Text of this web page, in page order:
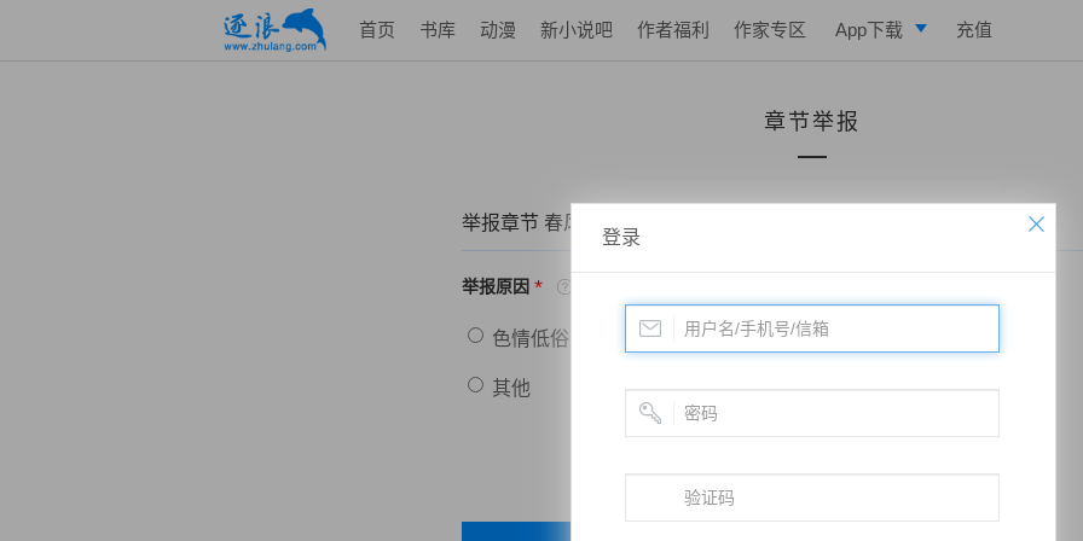
首页 书库 动漫 新小说吧 作者福利 作家专区 App下载
写作助手
充值
章节举报
举报章节 春风化雨——第二十七章 小鸟依人？
举报原因 *
色情低俗 政治敏感 暴力低俗
其他
登录